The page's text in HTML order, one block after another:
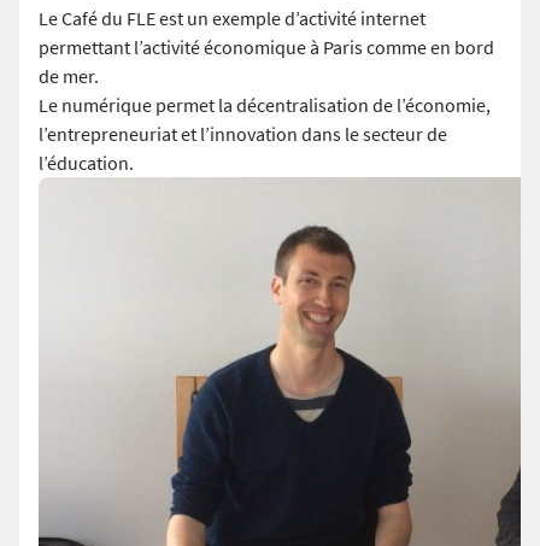
Le Café du FLE est un exemple d’activité internet
permettant l’activité économique à Paris comme en bord
de mer.
Le numérique permet la décentralisation de l’économie,
l’entrepreneuriat et l’innovation dans le secteur de
l’éducation.